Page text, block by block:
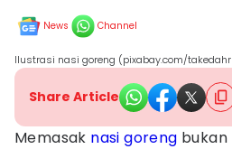
News Channel
Ilustrasi nasi goreng (pixabay.com/
Share Article
Memasak nasi goreng bukan